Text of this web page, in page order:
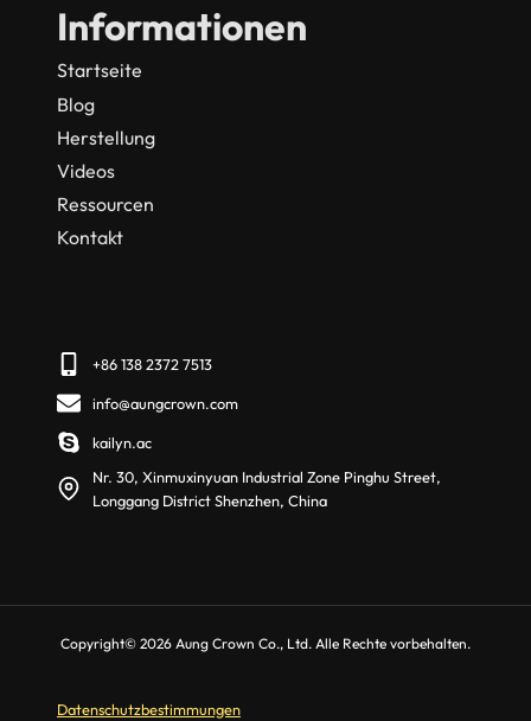
Informationen
Startseite
Blog
Herstellung
Videos
Ressourcen
Kontakt
+86 138 2372 7513
info@aungcrown.com
kailyn.ac
Nr. 30, Xinmuxinyuan Industrial Zone Pinghu Street,
Longgang District Shenzhen, China
Copyright© 2026 Aung Crown Co., Ltd. Alle Rechte vorbehalten.
Datenschutzbestimmungen